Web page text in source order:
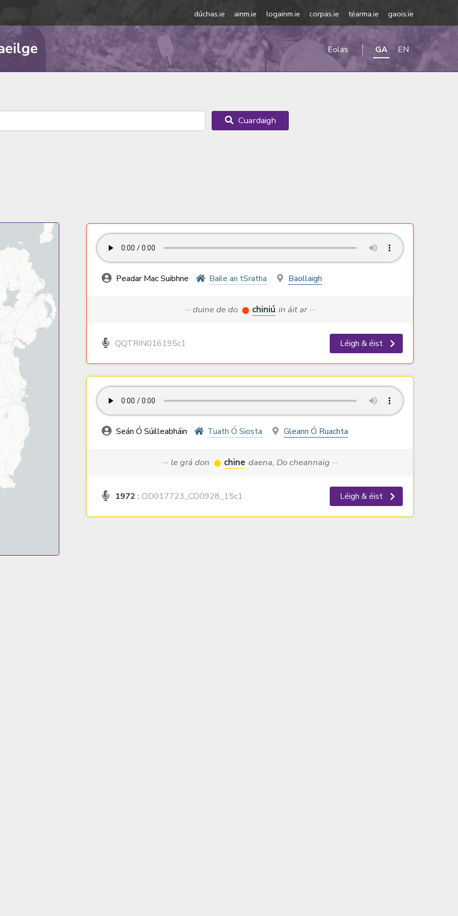
dúchas.ie ainm.ie logainm.ie corpas.ie téarma.ie gaois.ie
Eolas GA EN
Cuardaigh
Peadar Mac Suibhne Baile an tSratha Baollaigh
··· duine de do chiniú in áit ar ···
QQTRIN016195c1 Léigh & éist
Seán Ó Súilleabháin Tuath Ó Siosta Gleann Ó Ruachta
··· le grá don chine daena, Do cheannaig ···
1972 : OD017723_CD0928_15c1 Léigh & éist